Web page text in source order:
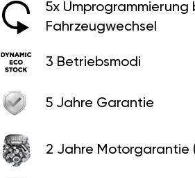
5x Umprogrammierung
Fahrzeugwechsel
3 Betriebsmodi
5 Jahre Garantie
2 Jahre Motorgarantie